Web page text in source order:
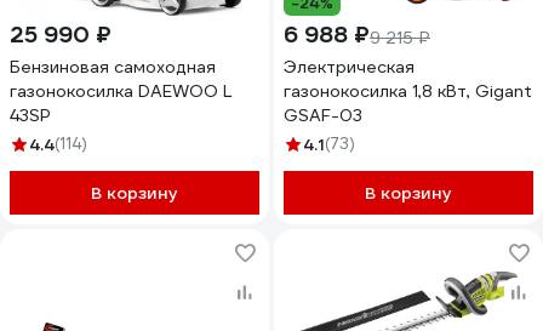
25 990 ₽
Бензиновая самоходная
газонокосилка DAEWOO L
43SP
4.4(114)
В корзину
6 988 ₽9 215 ₽
Электрическая
газонокосилка 1,8 кВт, Gigant
GSAF-03
4.1(73)
В корзину